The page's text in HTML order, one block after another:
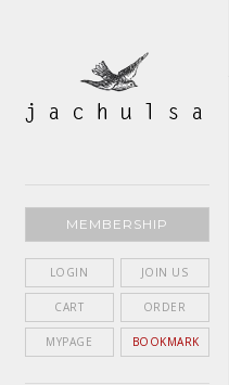
MEMBERSHIP
LOGIN JOIN US
CART ORDER
MYPAGE BOOKMARK